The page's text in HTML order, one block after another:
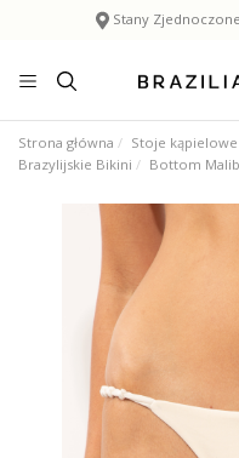
Stany Zjednoczone
Strona główna Stoje
Brazylijskie Bikini
Bottom